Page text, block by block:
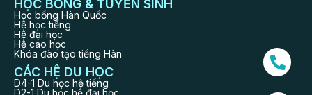
HỌC BỔNG & TUYỂN SINH
Học bổng Hàn Quốc
Hệ học tiếng
Hệ đại học
Hệ cao học
Khóa đào tạo tiếng Hàn
CÁC HỆ DU HỌC
D4-1 Du học hệ tiếng